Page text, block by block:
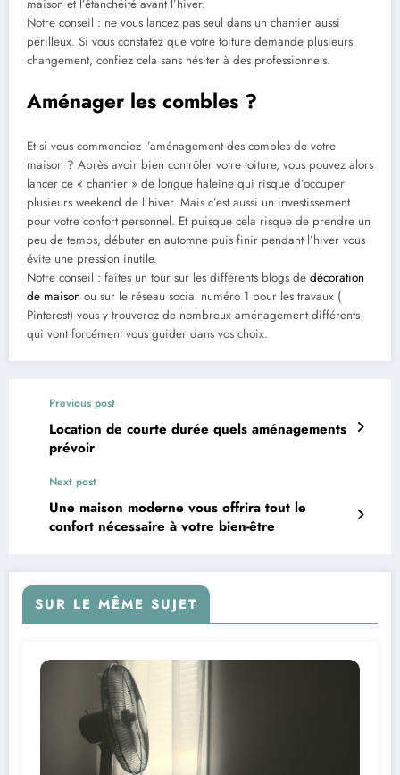
maison et l’étanchéité avant l’hiver.
Notre conseil : ne vous lancez pas seul dans un chantier aussi
périlleux. Si vous constatez que votre toiture demande plusieurs
changement, confiez cela sans hésiter à des professionnels.
Aménager les combles ?
Et si vous commenciez l’aménagement des combles de votre
maison ? Après avoir bien contrôler votre toiture, vous pouvez alors
lancer ce « chantier » de longue haleine qui risque d’occuper
plusieurs weekend de l’hiver. Mais c’est aussi un investissement
pour votre confort personnel. Et puisque cela risque de prendre un
peu de temps, débuter en automne puis finir pendant l’hiver vous
évite une pression inutile.
Notre conseil : faîtes un tour sur les différents blogs de décoration
de maison ou sur le réseau social numéro 1 pour les travaux (
Pinterest) vous y trouverez de nombreux aménagement différents
qui vont forcément vous guider dans vos choix.
Previous post
Location de courte durée quels aménagements
prévoir
Next post
Une maison moderne vous offrira tout le
confort nécessaire à votre bien-être
SUR LE MÊME SUJET